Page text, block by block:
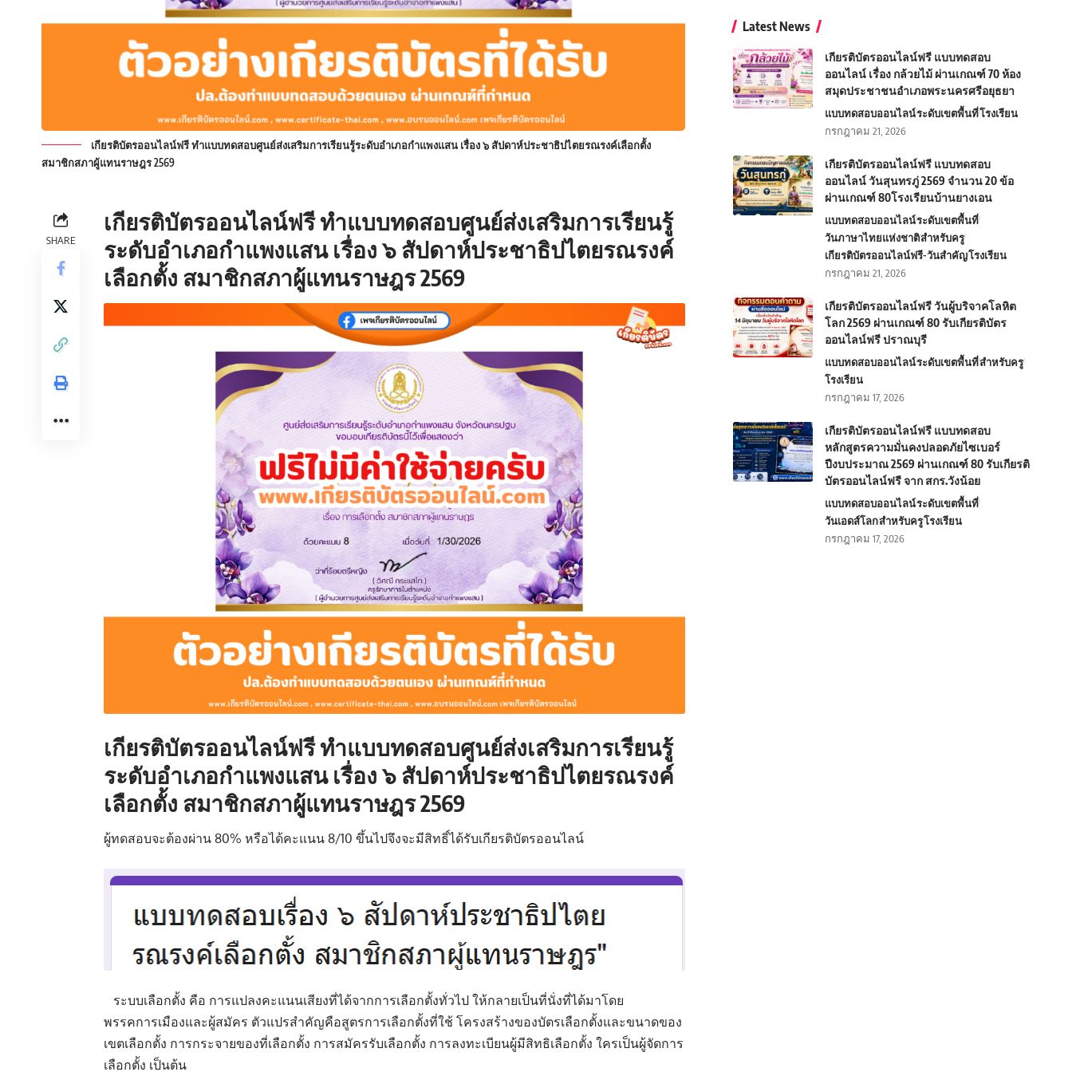
เกียรติบัตรออนไลน์ฟรี ทำแบบทดสอบศูนย์ส่งเสริมการเรียนรู้ระดับอำเภอกำแพงแสน เรื่อง ๖ สัปดาห์ประชาธิปไตยรณรงค์เลือกตั้ง
สมาชิกสภาผู้แทนราษฎร 2569
SHARE
เกียรติบัตรออนไลน์ฟรีทำแบบทดสอบศูนย์ส่งเสริมการเรียนรู้
ระดับอำเภอกำแพงแสน เรื่อง ๖ สัปดาห์ประชาธิปไตยรณรงค์
เลือกตั้ง สมาชิกสภาผู้แทนราษฎร 2569
เกียรติบัตรออนไลน์ฟรีทำแบบทดสอบศูนย์ส่งเสริมการเรียนรู้
ระดับอำเภอกำแพงแสน เรื่อง ๖ สัปดาห์ประชาธิปไตยรณรงค์
เลือกตั้ง สมาชิกสภาผู้แทนราษฎร 2569
ผู้ทดสอบจะต้องผ่าน 80% หรือได้คะแนน 8/10 ขึ้นไปจึงจะมีสิทธิ์ได้รับเกียรติบัตรออนไลน์
ระบบเลือกตั้ง คือ การแปลงคะแนนเสียงที่ได้จากการเลือกตั้งทั่วไป ให้กลายเป็นที่นั่งที่ได้มาโดย
พรรคการเมืองและผู้สมัคร ตัวแปรสำคัญคือสูตรการเลือกตั้งที่ใช้ โครงสร้างของบัตรเลือกตั้งและขนาดของ
เขตเลือกตั้ง การกระจายของที่เลือกตั้ง การสมัครรับเลือกตั้ง การลงทะเบียนผู้มีสิทธิเลือกตั้ง ใครเป็นผู้จัดการ
เลือกตั้ง เป็นต้น
Latest News
เกียรติบัตรออนไลน์ฟรี แบบทดสอบ
ออนไลน์ เรื่อง กล้วยไม้ ผ่านเกณฑ์ 70 ห้อง
สมุดประชาชนอำเภอพระนครศรีอยุธยา
แบบทดสอบออนไลน์ระดับเขตพื้นที่โรงเรียน
กรกฎาคม 21, 2026
เกียรติบัตรออนไลน์ฟรี แบบทดสอบ
ออนไลน์ วันสุนทรภู่ 2569 จำนวน 20 ข้อ
ผ่านเกณฑ์ 80โรงเรียนบ้านยางเอน
แบบทดสอบออนไลน์ระดับเขตพื้นที่
วันภาษาไทยแห่งชาติสำหรับครู
เกียรติบัตรออนไลน์ฟรี-วันสำคัญโรงเรียน
กรกฎาคม 21, 2026
เกียรติบัตรออนไลน์ฟรี วันผู้บริจาคโลหิต
โลก 2569 ผ่านเกณฑ์ 80 รับเกียรติบัตร
ออนไลน์ฟรี ปราณบุรี
แบบทดสอบออนไลน์ระดับเขตพื้นที่สำหรับครู
โรงเรียน
กรกฎาคม 17, 2026
เกียรติบัตรออนไลน์ฟรี แบบทดสอบ
หลักสูตรความมั่นคงปลอดภัยไซเบอร์
ปีงบประมาณ 2569 ผ่านเกณฑ์ 80 รับเกียรติ
บัตรออนไลน์ฟรี จาก สกร.วังน้อย
แบบทดสอบออนไลน์ระดับเขตพื้นที่
วันเอดส์โลกสำหรับครูโรงเรียน
กรกฎาคม 17, 2026